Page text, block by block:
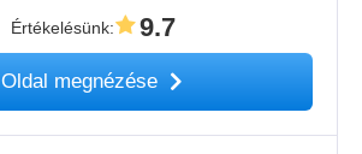
Értékelésünk: 9.7
Oldal megnézése